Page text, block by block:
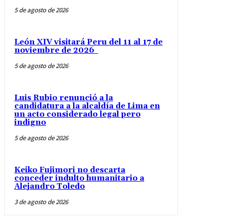
5 de agosto de 2026
León XIV visitará Peru del 11 al 17 de
noviembre de 2026
5 de agosto de 2026
Luis Rubio renunció a la
candidatura a la alcaldía de Lima en
un acto considerado legal pero
indigno
5 de agosto de 2026
Keiko Fujimori no descarta
conceder indulto humanitario a
Alejandro Toledo
3 de agosto de 2026